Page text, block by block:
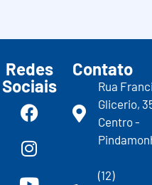
Redes
Sociais
Contato
Rua
Glicerio,
Centro -
(12)